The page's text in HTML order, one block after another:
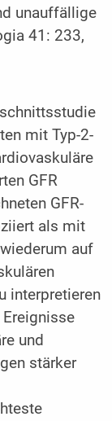
unauffällige
41: 233,
mit Typ-2-
GFR
GFR-
als mit
auf
interpretieren
und
stärker